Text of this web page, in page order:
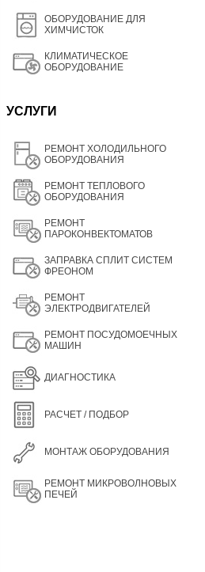
ОБОРУДОВАНИЕ ДЛЯ
ХИМЧИСТОК
КЛИМАТИЧЕСКОЕ
ОБОРУДОВАНИЕ
УСЛУГИ
РЕМОНТ ХОЛОДИЛЬНОГО
ОБОРУДОВАНИЯ
РЕМОНТ ТЕПЛОВОГО
ОБОРУДОВАНИЯ
РЕМОНТ
ПАРОКОНВЕКТОМАТОВ
ЗАПРАВКА СПЛИТ СИСТЕМ
ФРЕОНОМ
РЕМОНТ
ЭЛЕКТРОДВИГАТЕЛЕЙ
РЕМОНТ ПОСУДОМОЕЧНЫХ
МАШИН
ДИАГНОСТИКА
РАСЧЕТ / ПОДБОР
МОНТАЖ ОБОРУДОВАНИЯ
РЕМОНТ МИКРОВОЛНОВЫХ
ПЕЧЕЙ